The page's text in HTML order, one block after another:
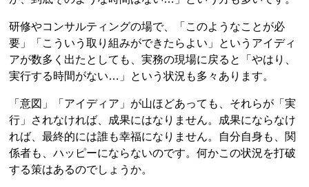
研修やコンサルティングの場で、「このようなことが必
要」「こういう取り組みができたらよい」というアイディ
アが数多く出たとしても、実務の現場に戻ると「やはり、
実行する時間がない…」という状況も多々あります。
「意図」「アイディア」が山ほどあっても、それらが「実
行」されなければ、成果にはなりません。成果にならなけ
れば、最終的には誰も幸福になりません。自分自身も、関
係者も、ハッピーにならないのです。何かこの状況を打破
する策はあるのでしょうか。